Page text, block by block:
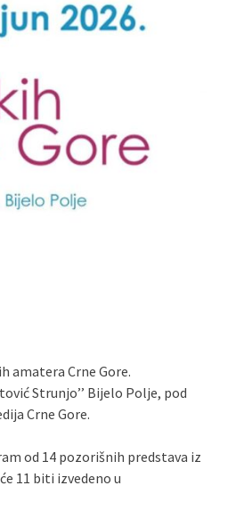
amatera Crne Gore.
Strunjo’’ Bijelo Polje, pod
Crne Gore.
od 14 pozorišnih predstava iz
11 biti izvedeno u